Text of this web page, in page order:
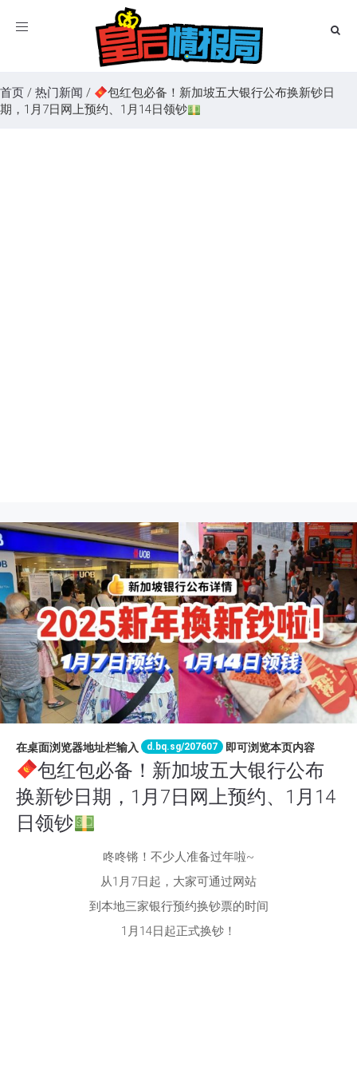
Toggle
首页 / 热门新闻 /
包红包必备！新加坡五大银行公布换新钞日
期，1月7日网上预约、1月14日领钞
在桌面浏览器地址栏输入 d.bq.sg/207607 即可浏览本页内容
包红包必备！新加坡五大银行公布
换新钞日期，1月7日网上预约、1月14
日领钞
咚咚锵！不少人准备过年啦~
从1月7日起，大家可通过网站
到本地三家银行预约换钞票的时间
1月14日起正式换钞！